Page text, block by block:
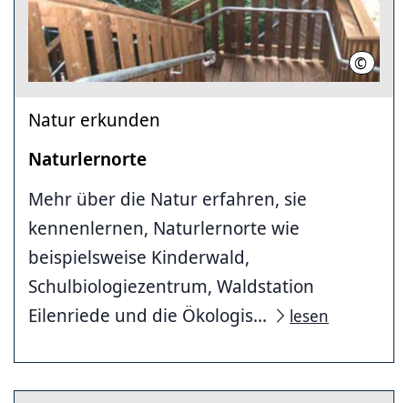
©
Natur erkunden
Naturlernorte
Mehr über die Natur erfahren, sie
kennenlernen, Naturlernorte wie
beispielsweise Kinderwald,
Schulbiologiezentrum, Waldstation
Eilenriede und die Ökologis...
lesen